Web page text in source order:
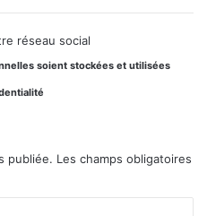
réseau social
soient stockées et utilisées
publiée. Les champs obligatoires